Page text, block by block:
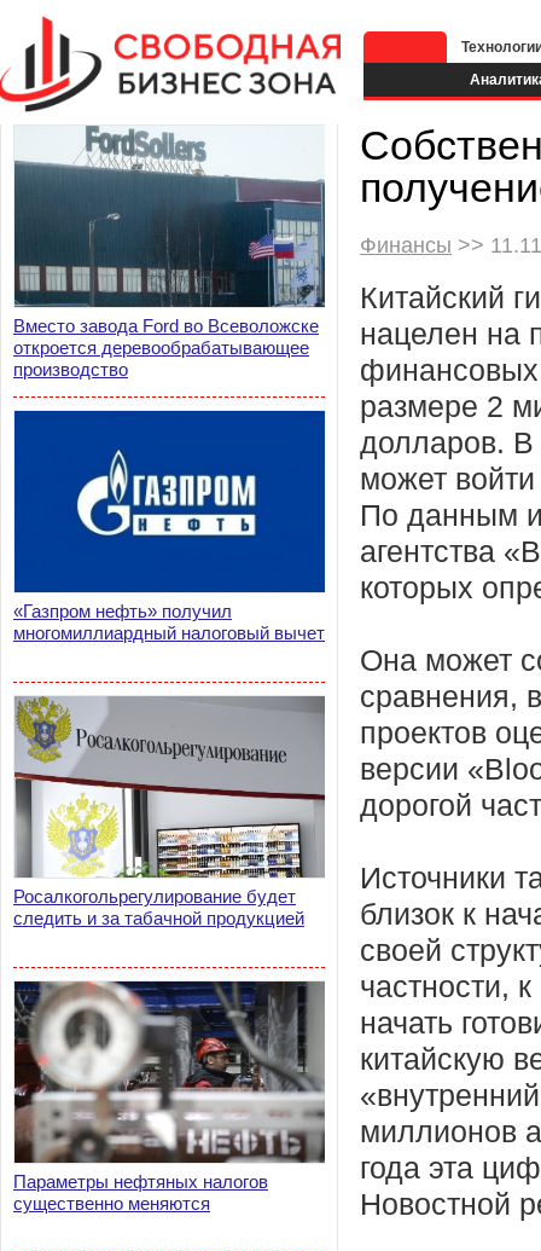
Вместо завода Ford во Всеволожске
откроется деревообрабатывающее
производство
«Газпром нефть» получил
многомиллиардный налоговый вычет
Росалкогольрегулирование будет
следить и за табачной продукцией
Параметры нефтяных налогов
существенно меняются
Финансы >>
Китайский
нацелен на
финансовых
размере 2
долларов. В
может
По данным
агентства
которых
Она может
сравнения,
проектов
версии
дорогой
Источники
близок к
своей
частности,
начать
китайскую
миллионов
года эта
Новостной